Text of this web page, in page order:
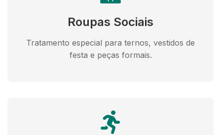
Roupas Sociais
Tratamento especial para ternos, vestidos de
festa e peças formais.